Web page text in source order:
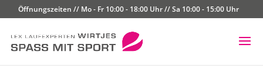
Öffnungszeiten // Mo - Fr 10:00 - 18:00 Uhr // Sa 10:00 - 15:00 Uhr